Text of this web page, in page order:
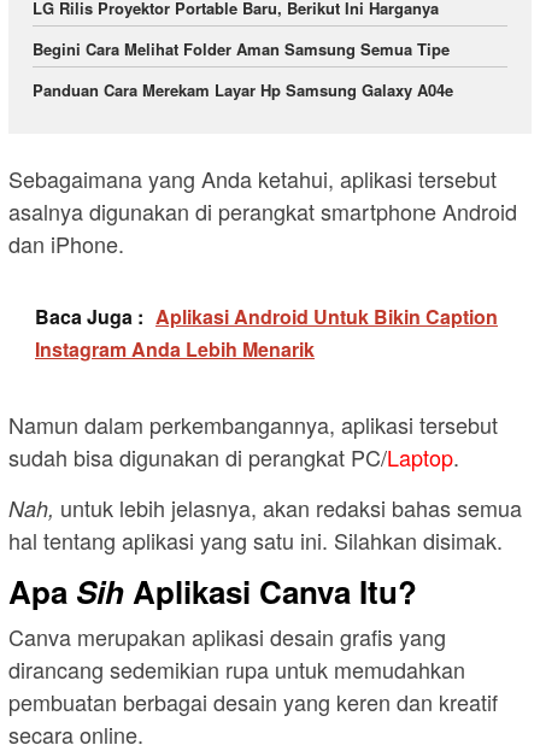
LG Rilis Proyektor Portable Baru, Berikut Ini Harganya
Begini Cara Melihat Folder Aman Samsung Semua Tipe
Panduan Cara Merekam Layar Hp Samsung Galaxy A04e
Sebagaimana yang Anda ketahui, aplikasi tersebut
asalnya digunakan di perangkat smartphone Android
dan iPhone.
Baca Juga : Aplikasi Android Untuk Bikin Caption
Instagram Anda Lebih Menarik
Namun dalam perkembangannya, aplikasi tersebut
sudah bisa digunakan di perangkat PC/Laptop.
Nah, untuk lebih jelasnya, akan redaksi bahas semua
hal tentang aplikasi yang satu ini. Silahkan disimak.
Apa SihAplikasi Canva Itu?
Canva merupakan aplikasi desain grafis yang
dirancang sedemikian rupa untuk memudahkan
pembuatan berbagai desain yang keren dan kreatif
secara online.